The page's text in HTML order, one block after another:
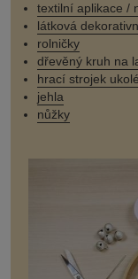
textilní aplikace /
látková
rolničky
dřevěný kruh na
hrací strojek
jehla
nůžky